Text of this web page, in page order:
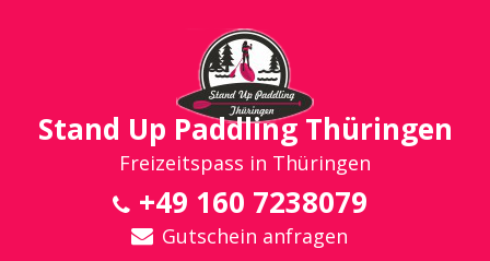
Stand Up Paddling Thüringen
Freizeitspass in Thüringen
+49 160 7238079
Gutschein anfragen